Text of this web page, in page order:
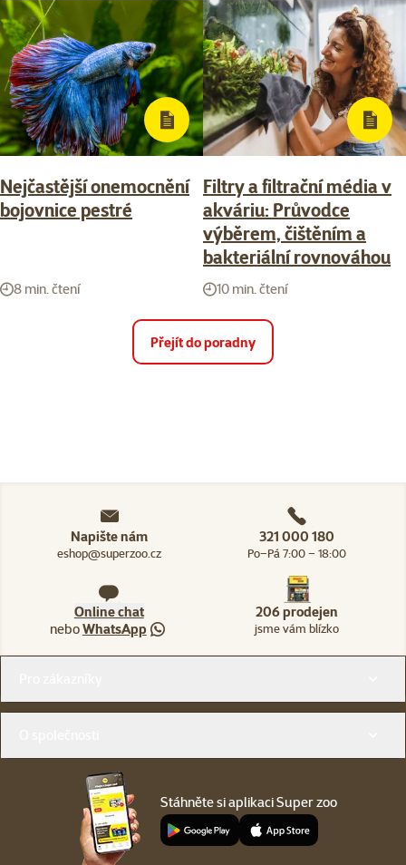
Nejčastější onemocnění
bojovnice pestré
8 min. čtení
Filtry a filtrační média v
akváriu: Průvodce
výběrem, čištěním a
bakteriální rovnováhou
10 min. čtení
Přejít do poradny
Napište nám
eshop@superzoo.cz
321 000 180
Po–Pá 7:00 – 18:00
Online chat
neboWhatsApp
206 prodejen
jsme vám blízko
Stáhněte si aplikaci Super zoo